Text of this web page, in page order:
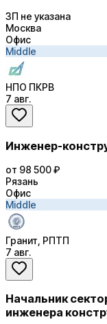
ЗП не указана
Москва
Офис
Middle
НПО ПКРВ
7 авг.
Инженер-
от 98 500 ₽
Рязань
Офис
Middle
Гранит, РПТП
7 авг.
Начальник
инженера